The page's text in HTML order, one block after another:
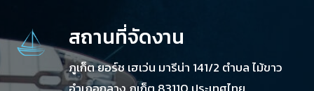
สถานที่จัดงาน
ภูเก็ต ยอร์ช เฮเว่น มารีน่า 141/2 ตำบล ไม้ขาว